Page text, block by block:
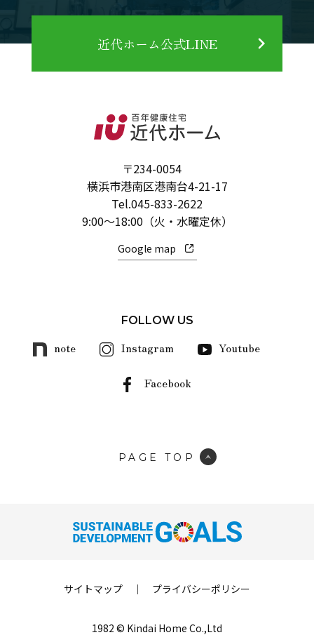
近代ホーム公式LINE
〒234-0054
横浜市港南区港南台4-21-17
Tel.045-833-2622
9:00～18:00（火・水曜定休）
Google map
FOLLOW US
note Instagram Youtube
Facebook
PAGE TOP
サイトマップ ｜ プライバシーポリシー
1982 © Kindai Home Co.,Ltd